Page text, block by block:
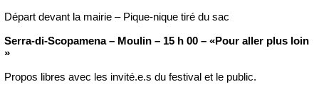
Départ devant la mairie – Pique-nique tiré du sac
Serra-di-Scopamena – Moulin – 15 h 00 – «Pour aller plus loin
»
Propos libres avec les invité.e.s du festival et le public.